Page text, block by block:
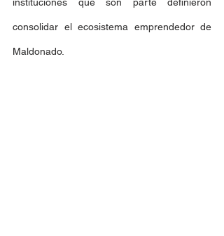
instituciones que son parte definieron
consolidar el ecosistema emprendedor de
Maldonado.